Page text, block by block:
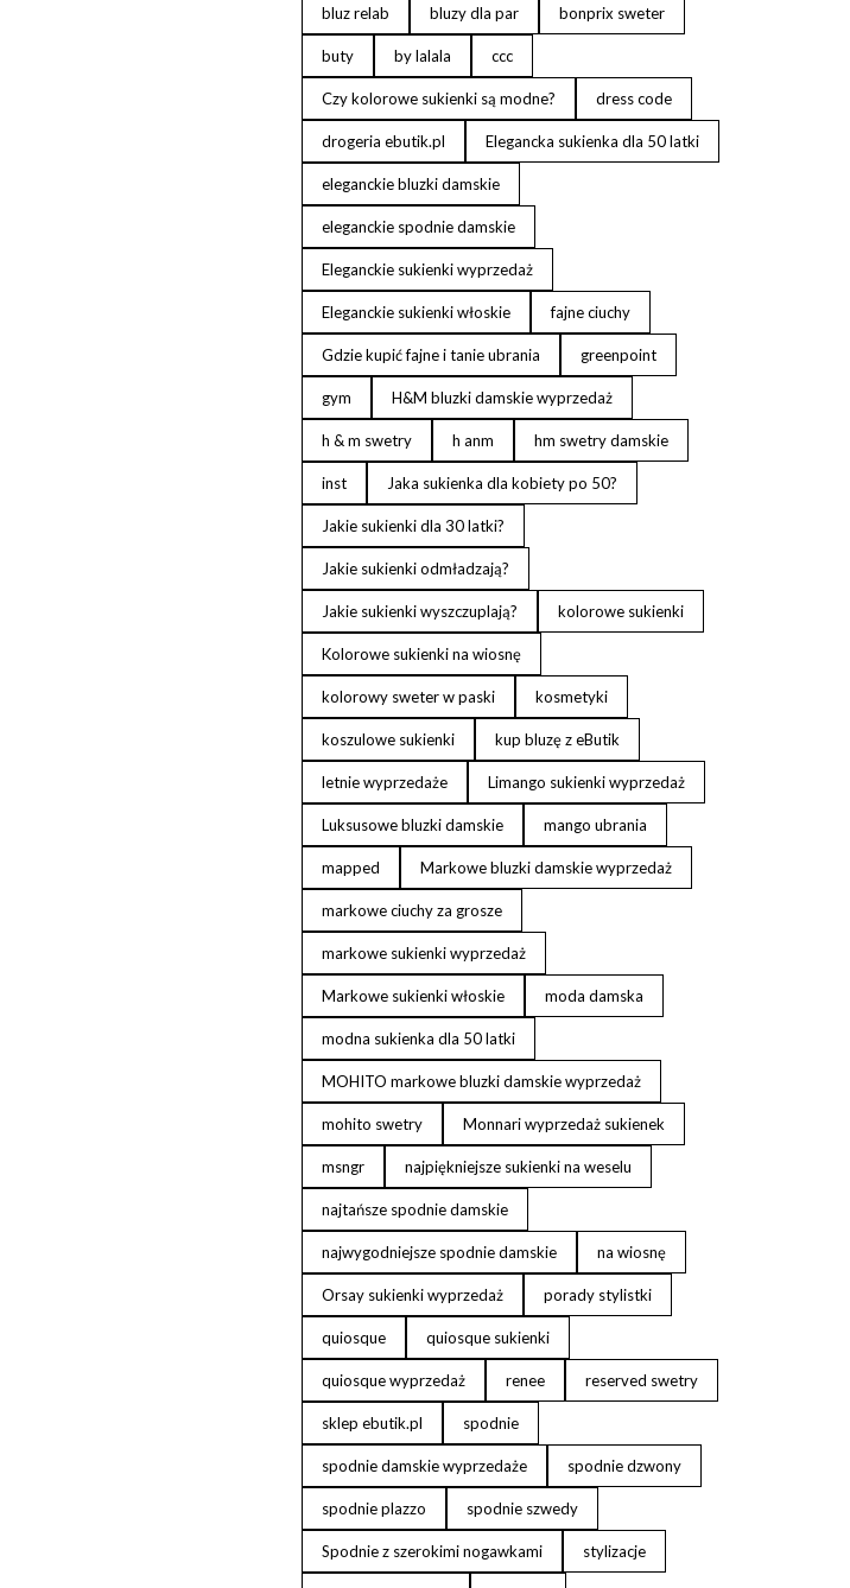
bluz relab bluzy dla par bonprix sweter
buty by lalala ccc
Czy kolorowe sukienki są modne? dress code
drogeria ebutik.pl Elegancka sukienka dla 50 latki
eleganckie bluzki damskie
eleganckie spodnie damskie
Eleganckie sukienki wyprzedaż
Eleganckie sukienki włoskie fajne ciuchy
Gdzie kupić fajne i tanie ubrania greenpoint
gym H&M bluzki damskie wyprzedaż
h & m swetry h anm hm swetry damskie
inst Jaka sukienka dla kobiety po 50?
Jakie sukienki dla 30 latki?
Jakie sukienki odmładzają?
Jakie sukienki wyszczuplają? kolorowe sukienki
Kolorowe sukienki na wiosnę
kolorowy sweter w paski kosmetyki
koszulowe sukienki kup bluzę z eButik
letnie wyprzedaże Limango sukienki wyprzedaż
Luksusowe bluzki damskie mango ubrania
mapped Markowe bluzki damskie wyprzedaż
markowe ciuchy za grosze
markowe sukienki wyprzedaż
Markowe sukienki włoskie moda damska
modna sukienka dla 50 latki
MOHITO markowe bluzki damskie wyprzedaż
mohito swetry Monnari wyprzedaż sukienek
msngr najpiękniejsze sukienki na weselu
najtańsze spodnie damskie
najwygodniejsze spodnie damskie na wiosnę
Orsay sukienki wyprzedaż porady stylistki
quiosque quiosque sukienki
quiosque wyprzedaż renee reserved swetry
sklep ebutik.pl spodnie
spodnie damskie wyprzedaże spodnie dzwony
spodnie plazzo spodnie szwedy
Spodnie z szerokimi nogawkami stylizacje